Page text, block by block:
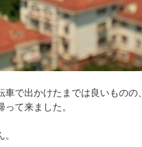
で出かけたまでは良いものの、
て来ました。